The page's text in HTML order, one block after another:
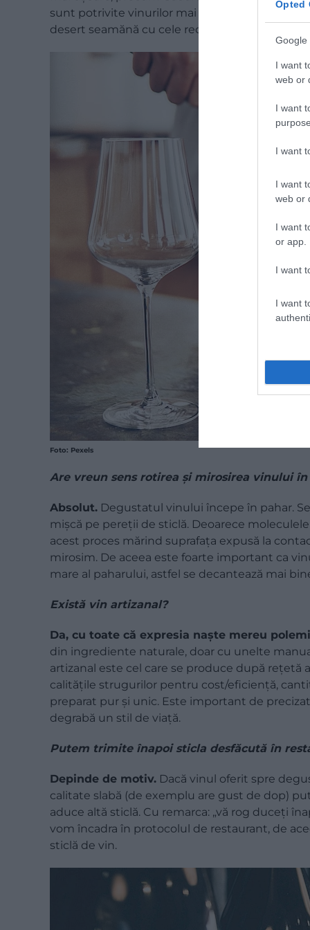
Opted
Google
I want
web or
I want
I want
I want
web or
I want
or app.
I want
I want
sunt potrivite vinurilor mai ample precum
desert seamănă cu cele recomandate vinurilor
Foto: Pexels
Are vreun sens rotirea și mirosirea vinului în
Absolut. Degustatul vinului începe în pahar.
mişcă pe pereţii de sticlă. Deoarece
acest proces mărind suprafaţa expusă la
mirosim. De aceea este foarte important ca
mare al paharului, astfel se decantează mai
Există vin artizanal?
Da, cu toate că expresia naşte mereu
din ingrediente naturale, doar cu unelte
artizanal este cel care se produce după reţetă
calităţile strugurilor pentru cost/eficienţă,
preparat pur şi unic. Este important de
degrabă un stil de viaţă.
Putem trimite înapoi sticla desfăcută în
Depinde de motiv. Dacă vinul oferit spre
calitate slabă (de exemplu are gust de dop)
aduce altă sticlă. Cu remarca: „vă rog duceţi
vom încadra în protocolul de restaurant, de
sticlă de vin.